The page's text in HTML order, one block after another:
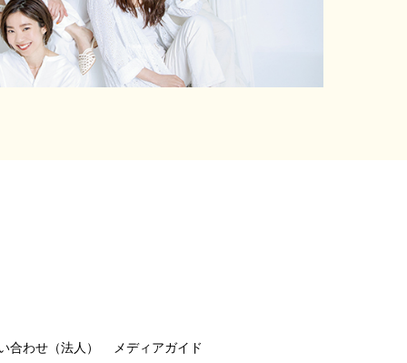
合わせ（法人） メディアガイド